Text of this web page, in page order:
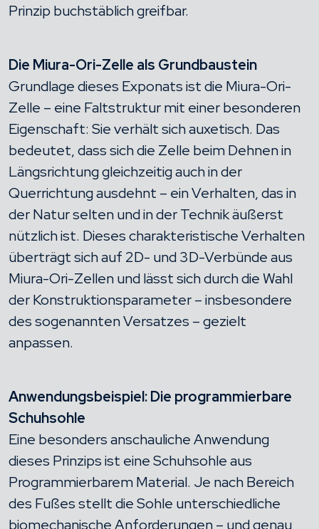
Prinzip buchstäblich greifbar.
Die Miura-Ori-Zelle als Grundbaustein
Grundlage dieses Exponats ist die Miura-Ori-
Zelle – eine Faltstruktur mit einer besonderen
Eigenschaft: Sie verhält sich auxetisch. Das
bedeutet, dass sich die Zelle beim Dehnen in
Längsrichtung gleichzeitig auch in der
Querrichtung ausdehnt – ein Verhalten, das in
der Natur selten und in der Technik äußerst
nützlich ist. Dieses charakteristische Verhalten
überträgt sich auf 2D- und 3D-Verbünde aus
Miura-Ori-Zellen und lässt sich durch die Wahl
der Konstruktionsparameter – insbesondere
des sogenannten Versatzes – gezielt
anpassen.
Anwendungsbeispiel: Die programmierbare
Schuhsohle
Eine besonders anschauliche Anwendung
dieses Prinzips ist eine Schuhsohle aus
Programmierbarem Material. Je nach Bereich
des Fußes stellt die Sohle unterschiedliche
biomechanische Anforderungen – und genau